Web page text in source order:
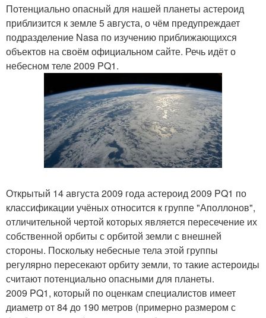
Потенциально опасный для нашей планеты астероид
приблизится к земле 5 августа, о чём предупреждает
подразделение Nasa по изучению приближающихся
объектов на своём официальном сайте. Речь идёт о
небесном теле 2009 PQ1.
Открытый 14 августа 2009 года астероид 2009 PQ1 по
классификации учёных относится к группе "Аполлонов",
отличительной чертой которых является пересечение их
собственной орбиты с орбитой земли с внешней
стороны. Поскольку небесные тела этой группы
регулярно пересекают орбиту земли, то такие астероиды
считают потенциально опасными для планеты.
2009 PQ1, который по оценкам специалистов имеет
диаметр от 84 до 190 метров (примерно размером с